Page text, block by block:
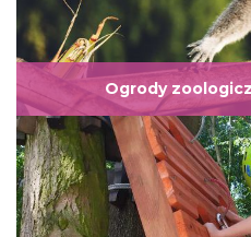
Ogrody